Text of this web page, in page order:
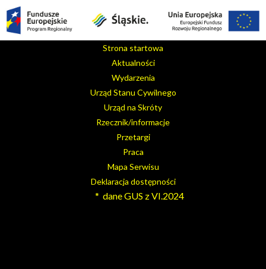
Strona startowa
Aktualności
Wydarzenia
Urząd Stanu Cywilnego
Urząd na Skróty
Rzecznik/informacje
Przetargi
Praca
Mapa Serwisu
Deklaracja dostępności
* dane GUS z VI.2024